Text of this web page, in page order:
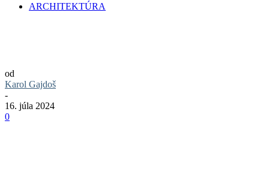
ARCHITEKTÚRA
od
Karol Gajdoš
-
16. júla 2024
0